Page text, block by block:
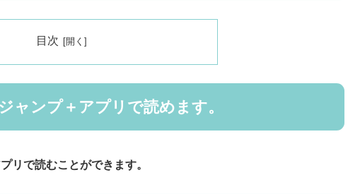
目次
ャンプ＋アプリで読めます。
リで読むことができます。